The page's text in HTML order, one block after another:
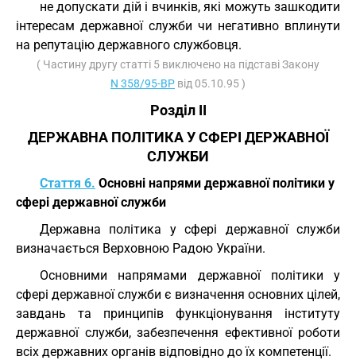
не допускати дій і вчинків, які можуть зашкодити
інтересам державної служби чи негативно вплинути
на репутацію державного службовця.
( Частину другу статті 5 виключено на підставі Закону
N 358/95-ВР від 05.10.95 )
Розділ II
ДЕРЖАВНА ПОЛІТИКА У СФЕРІ ДЕРЖАВНОЇ
СЛУЖБИ
Стаття 6. Основні напрями державної політики у
сфері державної служби
Державна політика у сфері державної служби
визначається Верховною Радою України.
Основними напрямами державної політики у
сфері державної служби є визначення основних цілей,
завдань та принципів функціонування інституту
державної служби, забезпечення ефективної роботи
всіх державних органів відповідно до їх компетенції.